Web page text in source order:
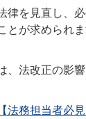
律を見直し、
とが求められま
、法改正の影
【法務担当者必